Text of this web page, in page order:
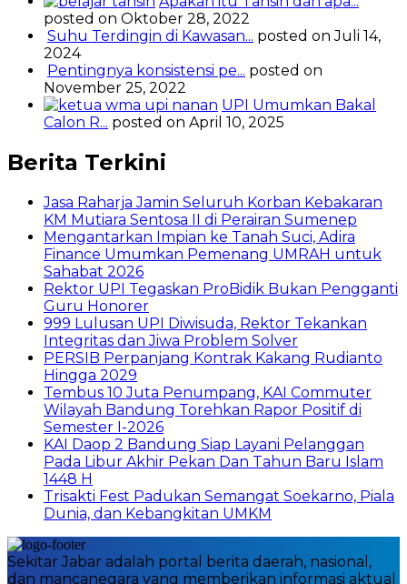
posted on Oktober 28, 2022
Suhu Terdingin di Kawasan... posted on Juli 14,
2024
Pentingnya konsistensi pe... posted on
November 25, 2022
UPI Umumkan Bakal
Calon R... posted on April 10, 2025
Berita Terkini
Jasa Raharja Jamin Seluruh Korban Kebakaran
KM Mutiara Sentosa II di Perairan Sumenep
Mengantarkan Impian ke Tanah Suci, Adira
Finance Umumkan Pemenang UMRAH untuk
Sahabat 2026
Rektor UPI Tegaskan ProBidik Bukan Pengganti
Guru Honorer
999 Lulusan UPI Diwisuda, Rektor Tekankan
Integritas dan Jiwa Problem Solver
PERSIB Perpanjang Kontrak Kakang Rudianto
Hingga 2029
Tembus 10 Juta Penumpang, KAI Commuter
Wilayah Bandung Torehkan Rapor Positif di
Semester I-2026
KAI Daop 2 Bandung Siap Layani Pelanggan
Pada Libur Akhir Pekan Dan Tahun Baru Islam
1448 H
Trisakti Fest Padukan Semangat Soekarno, Piala
Dunia, dan Kebangkitan UMKM
Sekitar Jabar adalah portal berita daerah, nasional,
dan mancanegara yang memberikan informasi aktual